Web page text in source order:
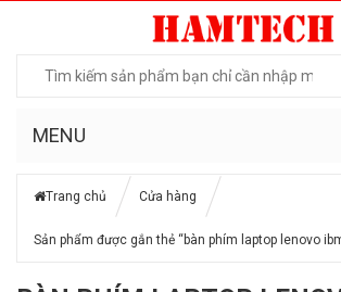
MENU
Trang chủ Cửa hàng
Sản phẩm được gắn thẻ “bàn phím laptop lenovo